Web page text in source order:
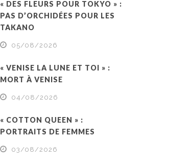
« DES FLEURS POUR TOKYO » :
PAS D’ORCHIDÉES POUR LES
TAKANO
05/08/2026
« VENISE LA LUNE ET TOI » :
MORT À VENISE
04/08/2026
« COTTON QUEEN » :
PORTRAITS DE FEMMES
03/08/2026